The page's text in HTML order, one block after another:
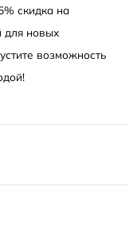
скидка на
для новых
возможность